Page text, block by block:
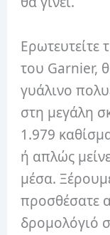
Ερωτευτείτε
του Garnier,
γυάλινο
στη μεγάλη
1.979
ή απλώς
μέσα.
προσθέσατε
δρομολόγιό